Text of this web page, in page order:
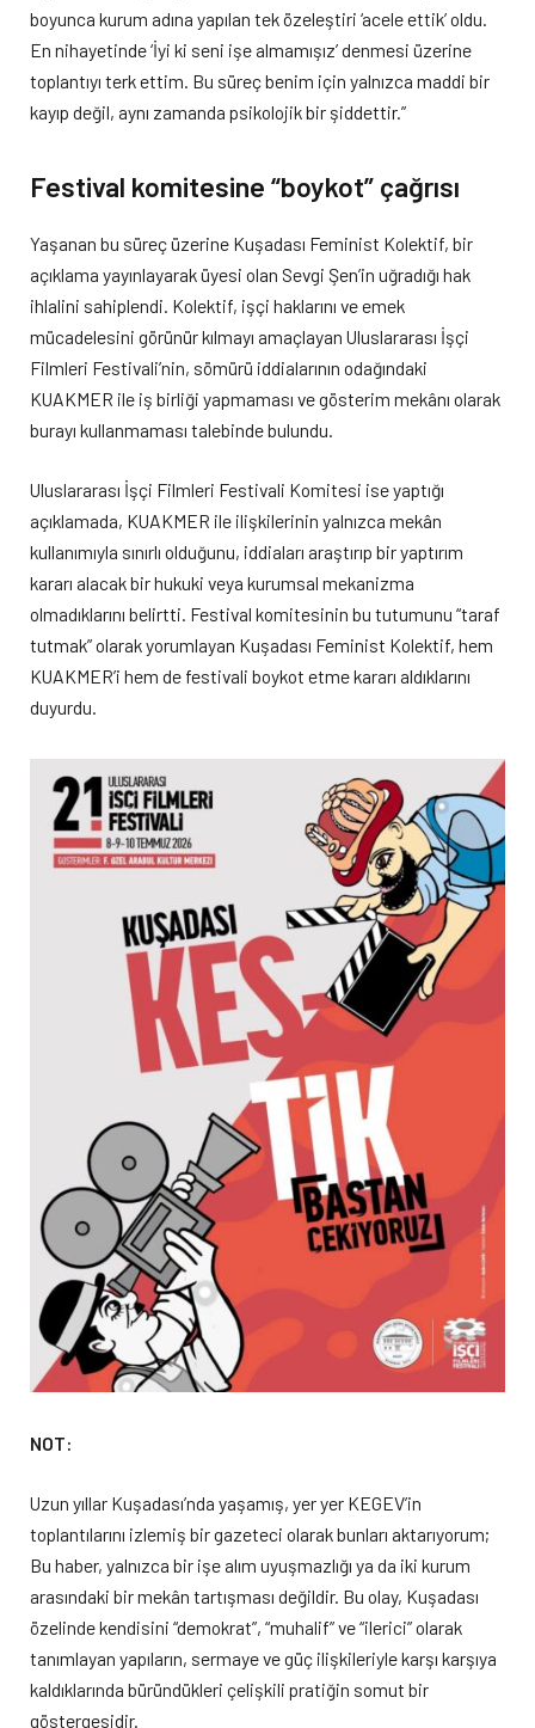
boyunca kurum adına yapılan tek özeleştiri ‘acele ettik’ oldu.
En nihayetinde ‘İyi ki seni işe almamışız’ denmesi üzerine
toplantıyı terk ettim. Bu süreç benim için yalnızca maddi bir
kayıp değil, aynı zamanda psikolojik bir şiddettir.”
Festival komitesine “boykot” çağrısı
Yaşanan bu süreç üzerine Kuşadası Feminist Kolektif, bir
açıklama yayınlayarak üyesi olan Sevgi Şen’in uğradığı hak
ihlalini sahiplendi. Kolektif, işçi haklarını ve emek
mücadelesini görünür kılmayı amaçlayan Uluslararası İşçi
Filmleri Festivali’nin, sömürü iddialarının odağındaki
KUAKMER ile iş birliği yapmaması ve gösterim mekânı olarak
burayı kullanmaması talebinde bulundu.
Uluslararası İşçi Filmleri Festivali Komitesi ise yaptığı
açıklamada, KUAKMER ile ilişkilerinin yalnızca mekân
kullanımıyla sınırlı olduğunu, iddiaları araştırıp bir yaptırım
kararı alacak bir hukuki veya kurumsal mekanizma
olmadıklarını belirtti. Festival komitesinin bu tutumunu “taraf
tutmak” olarak yorumlayan Kuşadası Feminist Kolektif, hem
KUAKMER’i hem de festivali boykot etme kararı aldıklarını
duyurdu.
NOT:
Uzun yıllar Kuşadası’nda yaşamış, yer yer KEGEV’in
toplantılarını izlemiş bir gazeteci olarak bunları aktarıyorum;
Bu haber, yalnızca bir işe alım uyuşmazlığı ya da iki kurum
arasındaki bir mekân tartışması değildir. Bu olay, Kuşadası
özelinde kendisini “demokrat”, “muhalif” ve “ilerici” olarak
tanımlayan yapıların, sermaye ve güç ilişkileriyle karşı karşıya
kaldıklarında büründükleri çelişkili pratiğin somut bir
göstergesidir.